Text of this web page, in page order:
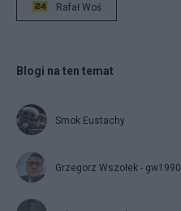
Rafał Woś
Blogi na ten temat
Smok Eustachy
Grzegorz Wszołek - gw1990